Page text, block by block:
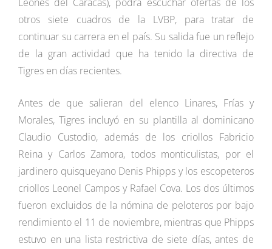
otros siete cuadros de la LVBP, para tratar de
continuar su carrera en el país. Su salida fue un reflejo
de la gran actividad que ha tenido la directiva de
Tigres en días recientes.
Antes de que salieran del elenco Linares, Frías y
Morales, Tigres incluyó en su plantilla al dominicano
Claudio Custodio, además de los criollos Fabricio
Reina y Carlos Zamora, todos monticulistas, por el
jardinero quisqueyano Denis Phipps y los escopeteros
criollos Leonel Campos y Rafael Cova. Los dos últimos
fueron excluidos de la nómina de peloteros por bajo
rendimiento el 11 de noviembre, mientras que Phipps
estuvo en una lista restrictiva de siete días, antes de